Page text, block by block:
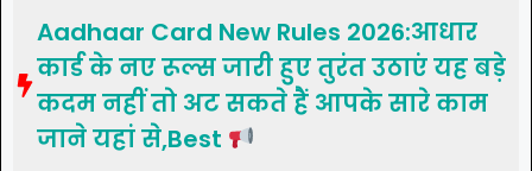
Aadhaar Card New Rules 2026:आधार
कार्ड के नए रूल्स जारी हुए तुरंत उठाएं यह बड़े
कदम नहीं तो अट सकते हैं आपके सारे काम
जाने यहां से,Best